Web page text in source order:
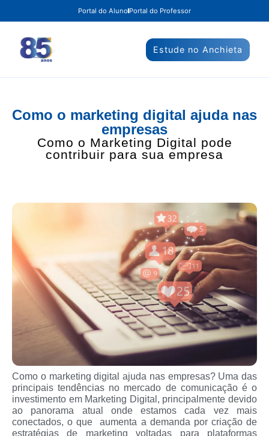
Portal do Aluno Portal do Professor
Estude no Anchieta
Como o marketing digital ajuda nas
empresas
Como o Marketing Digital pode
contribuir para sua empresa
Como o marketing digital ajuda nas empresas? Uma das
principais tendências no mercado de comunicação é o
investimento em Marketing Digital, principalmente devido
ao panorama atual onde estamos cada vez mais
conectados, o que aumenta a demanda por criação de
estratégias de marketing voltadas para plataformas